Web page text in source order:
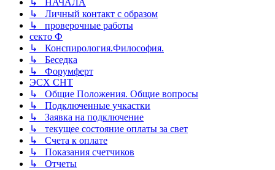
↳ НАЧАЛА
↳ Личный контакт с образом
↳ проверочные работы
секто Ф
↳ Конспирология.Философия.
↳ Беседка
↳ Форумферт
ЭСХ СНТ
↳ Общие Положения. Общие вопросы
↳ Подключенные учкастки
↳ Заявка на подключение
↳ текущее состояние оплаты за свет
↳ Счета к оплате
↳ Показания счетчиков
↳ Отчеты